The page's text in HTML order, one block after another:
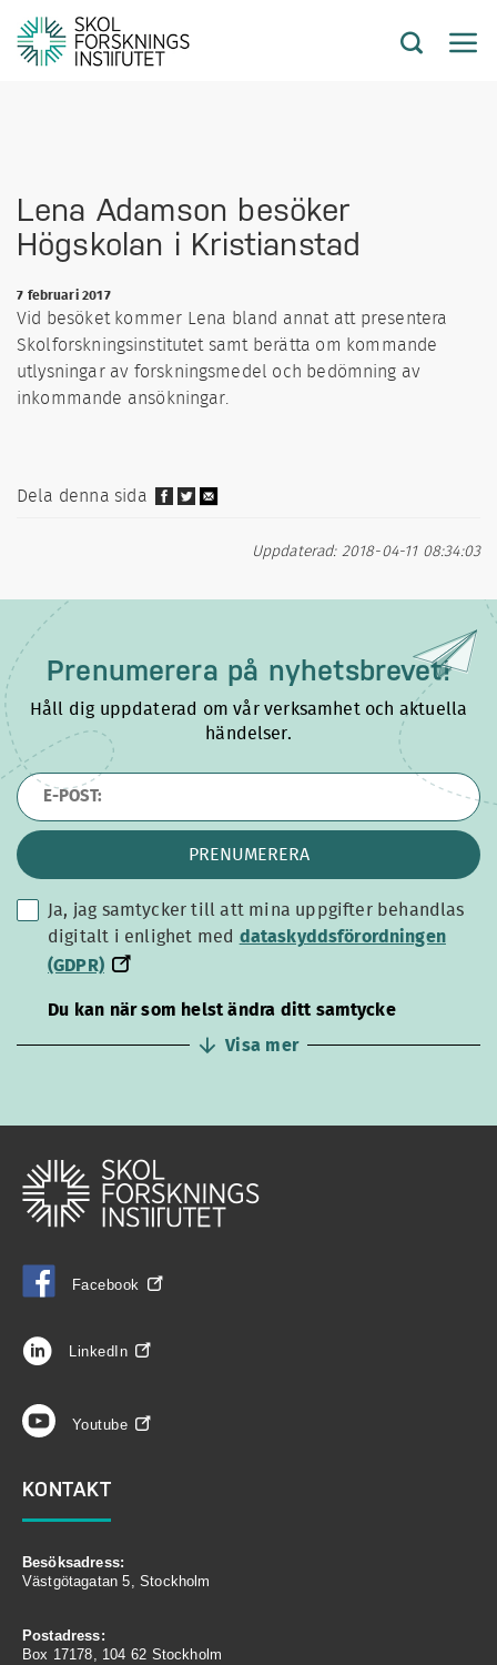
Lena Adamson besöker
Högskolan i Kristianstad
7 februari 2017
Vid besöket kommer Lena bland annat att presentera
Skolforskningsinstitutet samt berätta om kommande
utlysningar av forskningsmedel och bedömning av
inkommande ansökningar.
Dela denna sida
Uppdaterad: 2018-04-11 08:34:03
Prenumerera på nyhetsbrevet!
Håll dig uppdaterad om vår verksamhet och aktuella
händelser.
PRENUMERERA
Ja, jag samtycker till att mina uppgifter behandlas
digitalt i enlighet med dataskyddsförordningen
dataskyddsförordningen
(GDPR)
Du kan när som helst ändra ditt samtycke
Visa mer
Facebook
LinkedIn
Youtube
KONTAKT
Besöksadress:
Västgötagatan 5, Stockholm
Postadress:
Box 17178, 104 62 Stockholm